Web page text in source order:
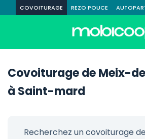
COVOITURAGE REZO POUCE
Covoiturage de Meix-
à Saint-mard
Recherchez un covoiturage